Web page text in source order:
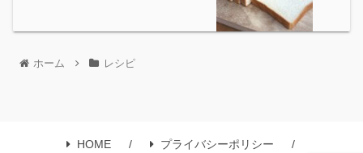
ホーム レシピ
HOME プライバシーポリシー